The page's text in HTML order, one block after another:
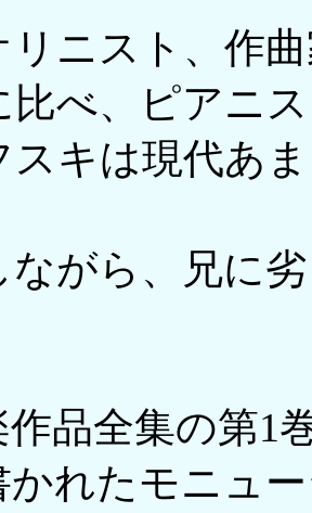
ニスト、作
比べ、ピアニ
スキは現代あ
がら、兄に
品全集の第1
かれたモニュ